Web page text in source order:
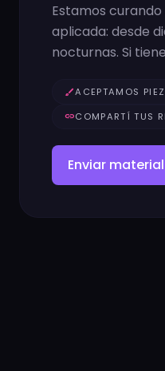
Estamos
aplicada: desde
nocturnas. Si
brushACEPTAMOS
linkCOMPARTÍ TUS
Enviar material